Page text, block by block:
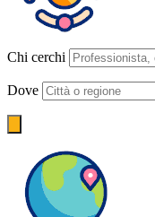
Chi cerchi
Dove